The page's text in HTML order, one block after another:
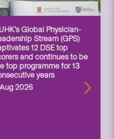
Global Physician-
Stream (GPS)
12 DSE top
and continues to be
top programme for 13
years
2026